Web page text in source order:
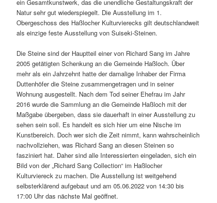
ein Gesamtkunstwerk, das die unendliche Gestaltungskraft der
Natur sehr gut wiederspiegelt. Die Ausstellung im 1.
Obergeschoss des Haßlocher Kulturvierecks gilt deutschlandweit
als einzige feste Ausstellung von Suiseki-Steinen.
Die Steine sind der Hauptteil einer von Richard Sang im Jahre
2005 getätigten Schenkung an die Gemeinde Haßloch. Über
mehr als ein Jahrzehnt hatte der damalige Inhaber der Firma
Duttenhöfer die Steine zusammengetragen und in seiner
Wohnung ausgestellt. Nach dem Tod seiner Ehefrau im Jahr
2016 wurde die Sammlung an die Gemeinde Haßloch mit der
Maßgabe übergeben, dass sie dauerhaft in einer Ausstellung zu
sehen sein soll. Es handelt es sich hier um eine Nische im
Kunstbereich. Doch wer sich die Zeit nimmt, kann wahrscheinlich
nachvollziehen, was Richard Sang an diesen Steinen so
fasziniert hat. Daher sind alle Interessierten eingeladen, sich ein
Bild von der „Richard Sang Collection“ im Haßlocher
Kulturviereck zu machen. Die Ausstellung ist weitgehend
selbsterklärend aufgebaut und am 05.06.2022 von 14:30 bis
17:00 Uhr das nächste Mal geöffnet.